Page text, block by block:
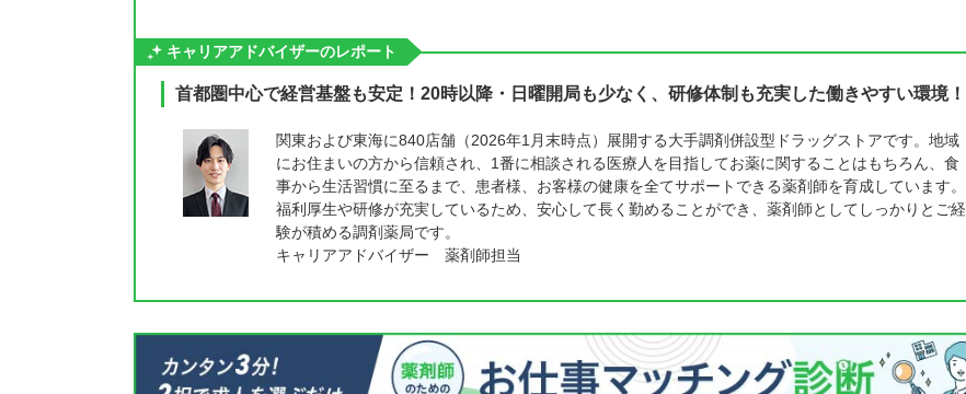
キャリアアドバイザーのレポート
首都圏中心で経営基盤も安定！20時以降・日曜開局も少なく、研修体制も充実した働きやすい環境！
関東および東海に840店舗（2026年1月末時点）展開する大手調剤併設型ドラッグストアです。地域
にお住まいの方から信頼され、1番に相談される医療人を目指してお薬に関することはもちろん、食
事から生活習慣に至るまで、患者様、お客様の健康を全てサポートできる薬剤師を育成しています。
福利厚生や研修が充実しているため、安心して長く勤めることができ、薬剤師としてしっかりとご経
験が積める調剤薬局です。
キャリアアドバイザー 薬剤師担当